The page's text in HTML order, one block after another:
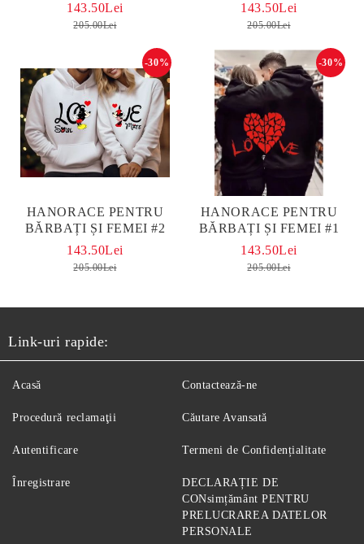
143.50Lei
205.00Lei
143.50Lei
205.00Lei
HANORACE PENTRU
BĂRBAȚI ȘI FEMEI #2
-30%
143.50Lei
205.00Lei
HANORACE PENTRU
BĂRBAȚI ȘI FEMEI #1
-30%
143.50Lei
205.00Lei
Link-uri rapide:
Acasă
Procedură reclamaţii
Autentificare
Înregistrare
Contactează-ne
Căutare Avansată
Termeni de Confidențialitate
DECLARAȚIE DE
CONsimțământ PENTRU
PRELUCRAREA DATELOR
PERSONALE